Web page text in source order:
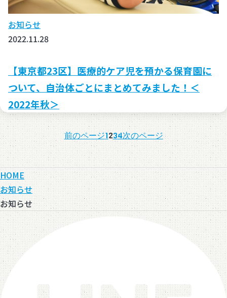
お知らせ
2022.11.28
【東京都23区】医療的ケア児を預かる保育園に
ついて、自治体ごとにまとめてみました！＜
2022年秋＞
前のページ1234次のページ
HOME
お知らせ
お知らせ